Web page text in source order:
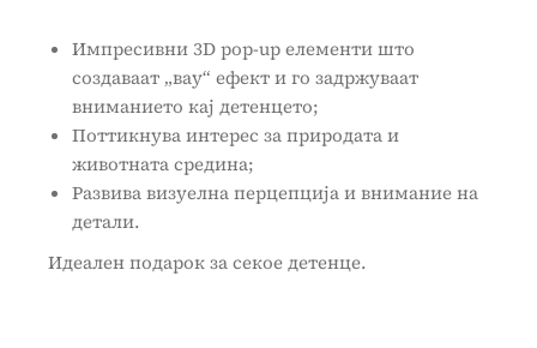
Импресивни 3D pop-up елементи што
создаваат „вау“ ефект и го задржуваат
вниманието кај детенцето;
Поттикнува интерес за природата и
животната средина;
Развива визуелна перцепција и внимание на
детали.
Идеален подарок за секое детенце.